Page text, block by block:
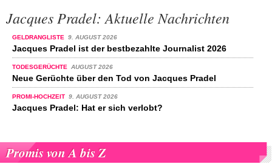
Jacques Pradel: Aktuelle Nachrichten
GELDRANGLISTE 9. AUGUST 2026
Jacques Pradel ist der bestbezahlte Journalist 2026
TODESGERÜCHTE AUGUST 2026
Neue Gerüchte über den Tod von Jacques Pradel
PROMI-HOCHZEIT 9. AUGUST 2026
Jacques Pradel: Hat er sich verlobt?
Promis von A bis Z